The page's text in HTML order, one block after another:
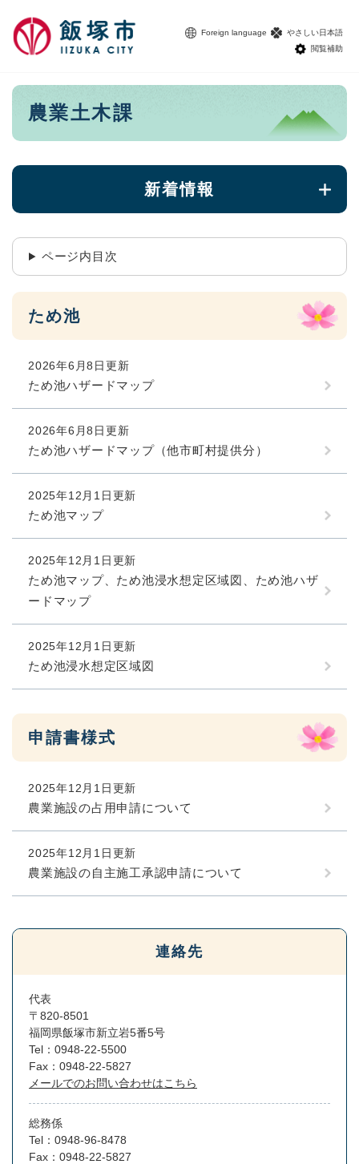
Foreign language
やさしい日本語
閲覧補助
本
農業土木課
新着情報
ページ内目次
ため池
2026年6月8日更新
ため池ハザードマップ
2026年6月8日更新
ため池ハザードマップ（他市町村提供分）
2025年12月1日更新
ため池マップ
2025年12月1日更新
ため池マップ、ため池浸水想定区域図、ため池ハザ
ードマップ
2025年12月1日更新
ため池浸水想定区域図
申請書様式
2025年12月1日更新
農業施設の占用申請について
2025年12月1日更新
農業施設の自主施工承認申請について
連絡先
代表
〒820-8501
福岡県飯塚市新立岩5番5号
Tel：0948-22-5500
Fax：0948-22-5827
メールでのお問い合わせはこちら
総務係
Tel：0948-96-8478
Fax：0948-22-5827